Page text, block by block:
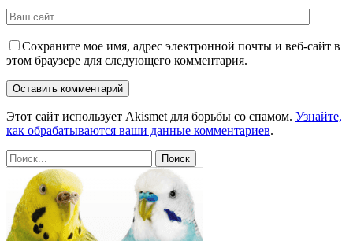
Сохраните мое имя, адрес электронной почты и веб-сайт в
этом браузере для следующего комментария.
Этот сайт использует Akismet для борьбы со спамом. Узнайте,
как обрабатываются ваши данные комментариев.